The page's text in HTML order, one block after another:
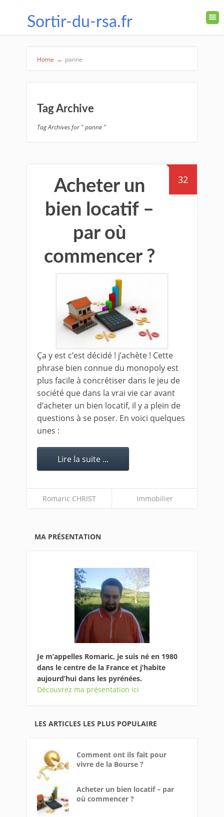
Sortir-du-rsa.fr
Home → panne
Tag Archive
Tag Archives for " panne "
32
Acheter un
bien locatif –
par où
commencer ?
Ça y est c’est décidé ! j’achète ! Cette
phrase bien connue du monopoly est
plus facile à concrétiser dans le jeu de
société que dans la vrai vie car avant
d’acheter un bien locatif, il y a plein de
questions à se poser. En voici quelques
unes :
Lire la suite ...
Romaric CHRIST Immobilier
MA PRÉSENTATION
Je m’appelles Romaric, je suis né en 1980
dans le centre de la France et j’habite
aujourd’hui dans les pyrénées.
Découvrez ma présentation ici
LES ARTICLES LES PLUS POPULAIRE
Comment ont ils fait pour
vivre de la Bourse ?
Acheter un bien locatif – par
où commencer ?